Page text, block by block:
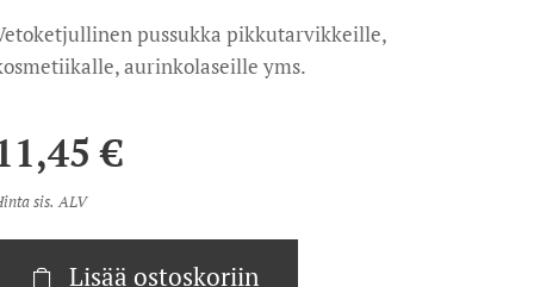
pussukka pikkutarvikkeille,
aurinkolaseille yms.
€
sis. ALV
Lisää ostoskoriin